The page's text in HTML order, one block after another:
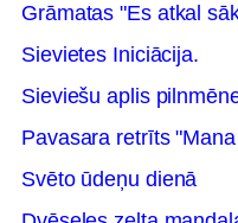
Grāmatas "Es atkal
Sievietes Iniciācija.
Sieviešu aplis
Pavasara retrīts
Svēto ūdeņu dienā